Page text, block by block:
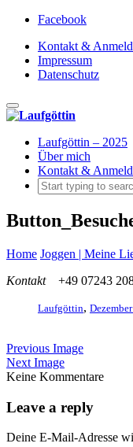
Facebook
Kontakt &
Impressum
Datenschutz
Toggle navigation
Laufgöttin – 2025
Über mich
Kontakt &
Home Joggen | Meine
Kontakt
+49 07243
Laufgöttin,
Previous Image
Next Image
Keine Kommentare
Leave a reply
Deine E-Mail-Adresse